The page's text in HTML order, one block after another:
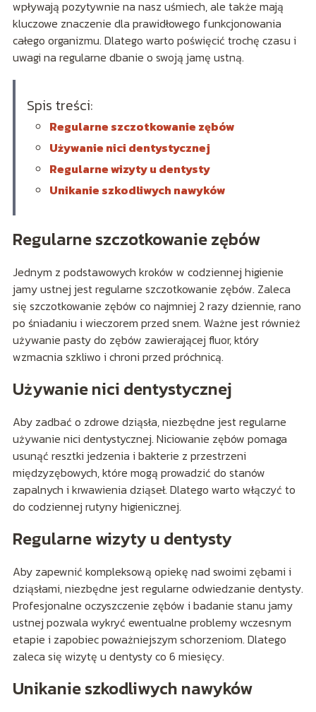
wpływają pozytywnie na nasz uśmiech, ale także mają
kluczowe znaczenie dla prawidłowego funkcjonowania
całego organizmu. Dlatego warto poświęcić trochę czasu i
uwagi na regularne dbanie o swoją jamę ustną.
Spis treści:
Regularne szczotkowanie zębów
Używanie nici dentystycznej
Regularne wizyty u dentysty
Unikanie szkodliwych nawyków
Regularne szczotkowanie zębów
Jednym z podstawowych kroków w codziennej higienie
jamy ustnej jest regularne szczotkowanie zębów. Zaleca
się szczotkowanie zębów co najmniej 2 razy dziennie, rano
po śniadaniu i wieczorem przed snem. Ważne jest również
używanie pasty do zębów zawierającej fluor, który
wzmacnia szkliwo i chroni przed próchnicą.
Używanie nici dentystycznej
Aby zadbać o zdrowe dziąsła, niezbędne jest regularne
używanie nici dentystycznej. Niciowanie zębów pomaga
usunąć resztki jedzenia i bakterie z przestrzeni
międzyzębowych, które mogą prowadzić do stanów
zapalnych i krwawienia dziąseł. Dlatego warto włączyć to
do codziennej rutyny higienicznej.
Regularne wizyty u dentysty
Aby zapewnić kompleksową opiekę nad swoimi zębami i
dziąsłami, niezbędne jest regularne odwiedzanie dentysty.
Profesjonalne oczyszczenie zębów i badanie stanu jamy
ustnej pozwala wykryć ewentualne problemy wczesnym
etapie i zapobiec poważniejszym schorzeniom. Dlatego
zaleca się wizytę u dentysty co 6 miesięcy.
Unikanie szkodliwych nawyków